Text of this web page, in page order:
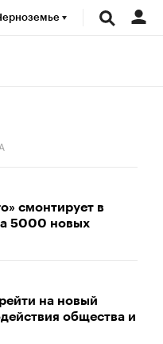
смонтирует в
5000 новых
на новый
общества и